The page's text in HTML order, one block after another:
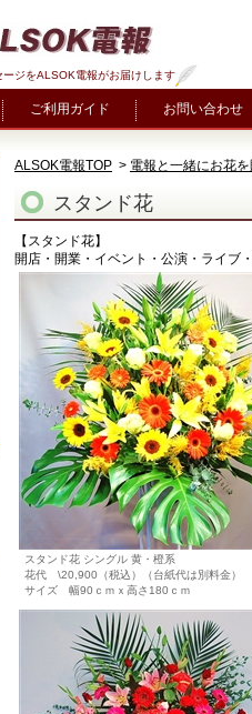
ージをALSOK電報がお届けします
ご利用ガイド お問い合わせ
ALSOK電報TOP > 電報と一緒にお花
スタンド花
【スタンド花】
開店・開業・イベント・公演・ライブ
スタンド花 シングル 黄・橙系
花代 \20,900（税込）（台紙代は別料金）
サイズ 幅90ｃｍｘ高さ180ｃｍ